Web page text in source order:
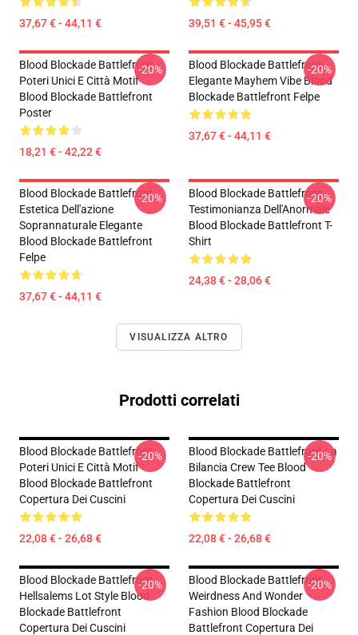
37,67 € - 44,11 € 39,51 € - 45,95 €
Blood Blockade Battlefront
Poteri Unici E Città Motif
Blood Blockade Battlefront
Poster
18,21 € - 42,22 €
-20%
Blood Blockade Battlefront
Elegante Mayhem Vibe Blood
Blockade Battlefront Felpe
37,67 € - 44,11 €
-20%
Blood Blockade Battlefront
Estetica Dell'azione
Soprannaturale Elegante
Blood Blockade Battlefront
Felpe
37,67 € - 44,11 €
-20%
Blood Blockade Battlefront
Testimonianza Dell'Anormale
Blood Blockade Battlefront T-
Shirt
24,38 € - 28,06 €
-20%
VISUALIZZA ALTRO
Prodotti correlati
Blood Blockade Battlefront
Poteri Unici E Città Motif
Blood Blockade Battlefront
Copertura Dei Cuscini
22,08 € - 26,68 €
-20%
Blood Blockade Battlefront La
Bilancia Crew Tee Blood
Blockade Battlefront
Copertura Dei Cuscini
22,08 € - 26,68 €
-20%
Blood Blockade Battlefront
Hellsalems Lot Style Blood
Blockade Battlefront
Copertura Dei Cuscini
-20%
Blood Blockade Battlefront
Weirdness And Wonder
Fashion Blood Blockade
Battlefront Copertura Dei
-20%